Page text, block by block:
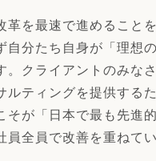
革を最速で進めること
自分たち自身が「理想
。クライアントのみな
ルティングを提供する
そが「日本で最も先進
員全員で改善を重ねてい